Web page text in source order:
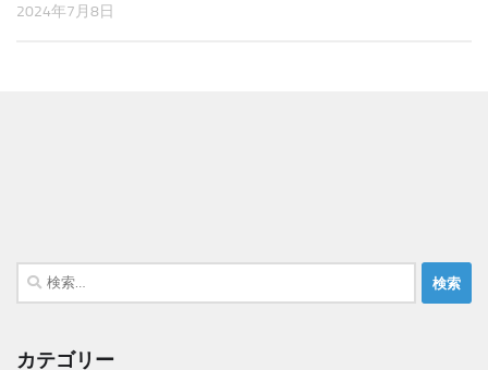
2024年7月8日
検
索:
カテゴリー